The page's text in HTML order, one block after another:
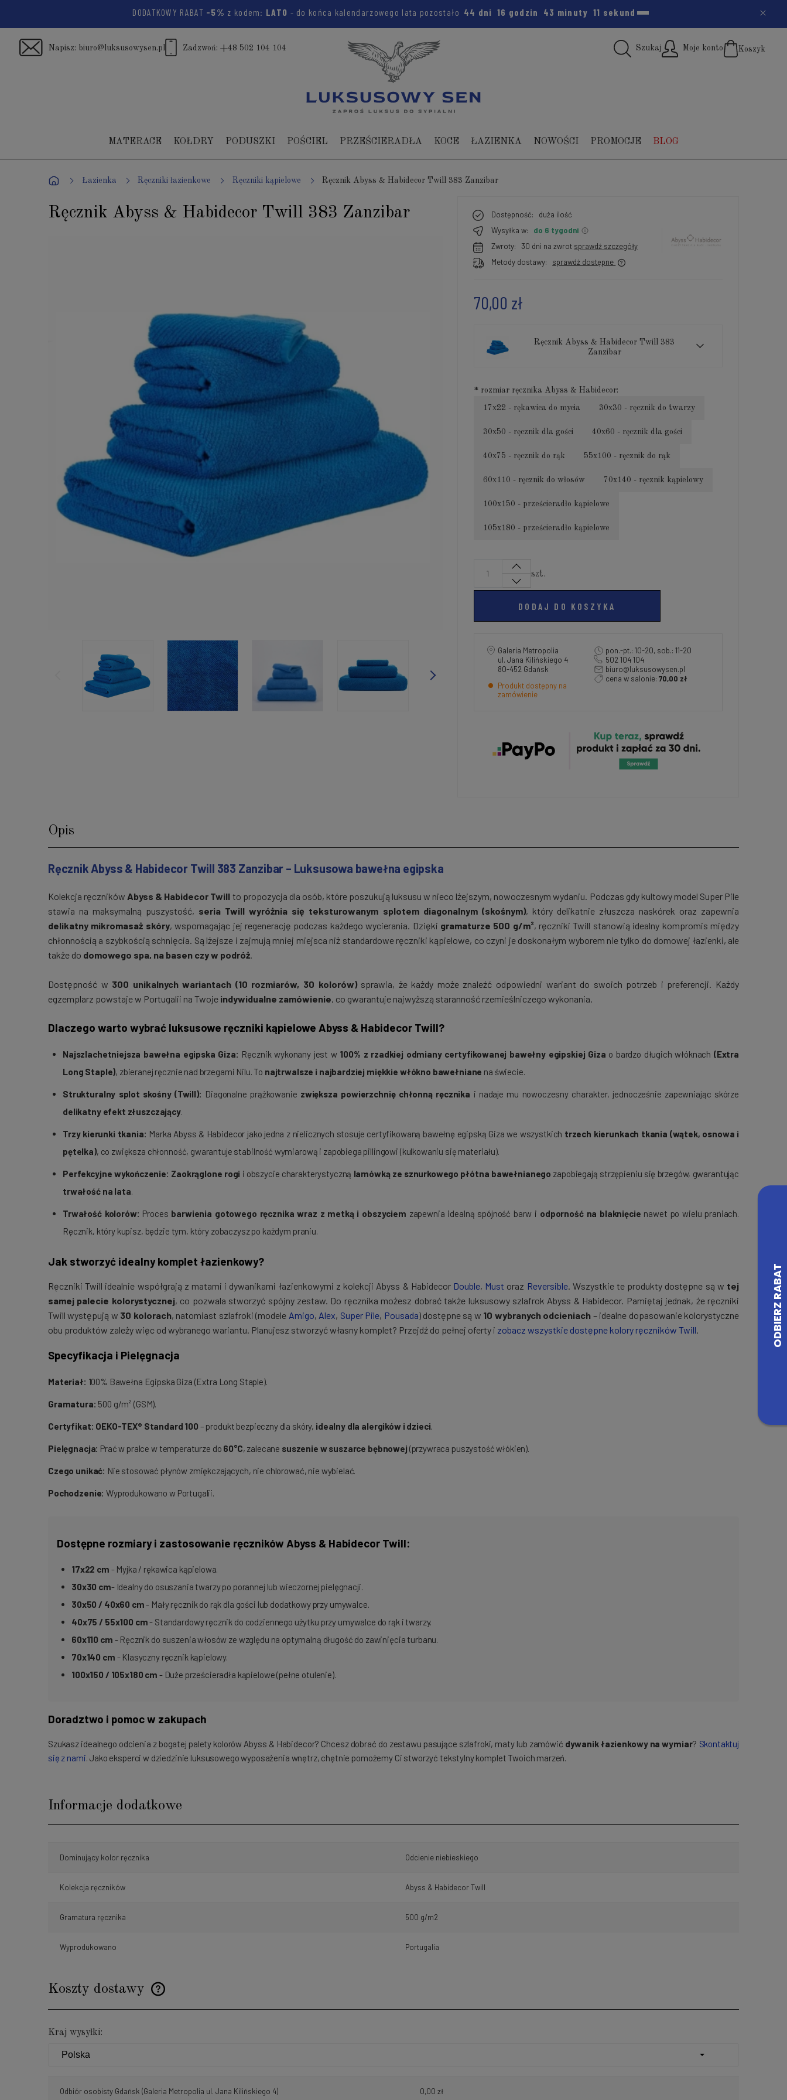
DODATKOWY RABAT-5%z kodem:LATO - do końca kalendarzowego lata pozostało 44 dni 16 godzin 43 minuty 9 sekund
Napisz: biuro@luksusowysen.pl Zadzwoń: +48 502 104 104 Szukaj Moje konto Koszyk
MATERACE KOŁDRY PODUSZKI POŚCIEL PRZEŚCIERADŁA KOCE ŁAZIENKA NOWOŚCI PROMOCJE BLOG
Łazienka Ręczniki łazienkowe Ręczniki kąpielowe Ręcznik Abyss & Habidecor Twill 383 Zanzibar
Ręcznik Abyss & Habidecor Twill 383 Zanzibar Dostępność:
duża ilość
Wysyłka w:
do 6 tygodni
Zwroty:
30 dni na zwrot sprawdź szczegóły
Metody dostawy:
sprawdź dostępne
70,00 zł
Ręcznik Abyss & Habidecor Twill 383
Zanzibar
*rozmiar ręcznika Abyss & Habidecor:
17x22 - rękawica do mycia 30x30 - ręcznik do twarzy
30x50 - ręcznik dla gości 40x60 - ręcznik dla gości
40x75 - ręcznik do rąk 55x100 - ręcznik do rąk
60x110 - ręcznik do włosów 70x140 - ręcznik kąpielowy
100x150 - prześcieradło kąpielowe
105x180 - prześcieradło kąpielowe
szt.
DODAJ DO KOSZYKA
Galeria Metropolia
ul. Jana Kilińskiego 4
80-452 Gdańsk
Produkt dostępny na
zamówienie
pon.-pt.: 10-20, sob.: 11-20
502 104 104
biuro@luksusowysen.pl
cena w salonie: 70,00 zł
Opis
Ręcznik Abyss & Habidecor Twill 383 Zanzibar – Luksusowa bawełna egipska
Kolekcja ręczników Abyss & Habidecor Twill to propozycja dla osób, które poszukują luksusu w nieco lżejszym, nowoczesnym wydaniu. Podczas gdy kultowy model Super Pile
stawia na maksymalną puszystość, seria Twill wyróżnia się teksturowanym splotem diagonalnym (skośnym), który delikatnie złuszcza naskórek oraz zapewnia
delikatny mikromasaż skóry, wspomagając jej regenerację podczas każdego wycierania. Dzięki gramaturze 500 g/m², ręczniki Twill stanowią idealny kompromis między
chłonnością a szybkością schnięcia. Są lżejsze i zajmują mniej miejsca niż standardowe ręczniki kąpielowe, co czyni je doskonałym wyborem nie tylko do domowej łazienki, ale
także do domowego spa, na basen czy w podróż.
Dostępność w 300 unikalnych wariantach (10 rozmiarów, 30 kolorów)sprawia, że każdy może znaleźć odpowiedni wariant do swoich potrzeb i preferencji. Każdy
egzemplarz powstaje w Portugalii na Twoje indywidualne zamówienie, co gwarantuje najwyższą staranność rzemieślniczego wykonania.
Dlaczego warto wybrać luksusowe ręczniki kąpielowe Abyss & Habidecor Twill?
Najszlachetniejsza bawełna egipska Giza: Ręcznik wykonany jest w 100% z rzadkiej odmiany certyfikowanej bawełny egipskiej Giza o bardzo długich włóknach (Extra
Long Staple), zbieranej ręcznie nad brzegami Nilu. To najtrwalsze i najbardziej miękkie włókno bawełniane na świecie.
Strukturalny splot skośny (Twill): Diagonalne prążkowanie zwiększa powierzchnię chłonną ręcznika i nadaje mu nowoczesny charakter, jednocześnie zapewniając skórze
delikatny efekt złuszczający.
Trzy kierunki tkania: Marka Abyss & Habidecor jako jedna z nielicznych stosuje certyfikowaną bawełnę egipską Giza we wszystkich trzech kierunkach tkania (wątek, osnowa i
pętelka), co zwiększa chłonność, gwarantuje stabilność wymiarową i zapobiega pillingowi (kulkowaniu się materiału).
Perfekcyjne wykończenie: Zaokrąglone rogi i obszycie charakterystyczną lamówką ze sznurkowego płótna bawełnianego zapobiegają strzępieniu się brzegów, gwarantując
trwałość na lata.
Trwałość kolorów: Proces barwienia gotowego ręcznika wraz z metką i obszyciem zapewnia idealną spójność barw i odporność na blaknięcie nawet po wielu praniach.
Ręcznik, który kupisz, będzie tym, który zobaczysz po każdym praniu.
Jak stworzyć idealny komplet łazienkowy?
Ręczniki Twill idealnie współgrają z matami i dywanikami łazienkowymi z kolekcji Abyss & Habidecor Double, Must oraz Reversible. Wszystkie te produkty dostępne są w tej
samej palecie kolorystycznej, co pozwala stworzyć spójny zestaw. Do ręcznika możesz dobrać także luksusowy szlafrok Abyss & Habidecor. Pamiętaj jednak, że ręczniki
Twill występują w 30 kolorach, natomiast szlafroki (modele Amigo, Alex, Super Pile, Pousada) dostępne są w 10 wybranych odcieniach – idealne dopasowanie kolorystyczne
obu produktów zależy więc od wybranego wariantu. Planujesz stworzyć własny komplet? Przejdź do pełnej oferty i zobacz wszystkie dostępne kolory ręczników Twill.
Specyfikacja i Pielęgnacja
Materiał: 100% Bawełna Egipska Giza (Extra Long Staple).
Gramatura: 500 g/m² (GSM).
Certyfikat: OEKO-TEX® Standard 100 – produkt bezpieczny dla skóry, idealny dla alergików i dzieci.
Pielęgnacja: Prać w pralce w temperaturze do 60°C, zalecane suszenie w suszarce bębnowej (przywraca puszystość włókien).
Czego unikać: Nie stosować płynów zmiękczających, nie chlorować, nie wybielać.
Pochodzenie: Wyprodukowano w Portugalii.
Dostępne rozmiary i zastosowanie ręczników Abyss & Habidecor Twill:
17x22 cm - Myjka / rękawica kąpielowa.
30x30 cm- Idealny do osuszania twarzy po porannej lub wieczornej pielęgnacji.
30x50 / 40x60 cm- Mały ręcznik do rąk dla gości lub dodatkowy przy umywalce.
40x75 / 55x100 cm- Standardowy ręcznik do codziennego użytku przy umywalce do rąk i twarzy.
60x110 cm - Ręcznik do suszenia włosów ze względu na optymalną długość do zawinięcia turbanu.
70x140 cm - Klasyczny ręcznik kąpielowy.
100x150 / 105x180 cm - Duże prześcieradła kąpielowe (pełne otulenie).
Doradztwo i pomoc w zakupach
Szukasz idealnego odcienia z bogatej palety kolorów Abyss & Habidecor? Chcesz dobrać do zestawu pasujące szlafroki, maty lub zamówić dywanik łazienkowy na wymiar? Skontaktuj
się z nami. Jako eksperci w dziedzinie luksusowego wyposażenia wnętrz, chętnie pomożemy Ci stworzyć tekstylny komplet Twoich marzeń.
Informacje dodatkowe
Dominujący kolor ręcznika Odcienie niebieskiego
Kolekcja ręczników Abyss & Habidecor Twill
Gramatura ręcznika 500 g/m2
Wyprodukowano Portugalia
Koszty dostawy
Kraj wysyłki:
Odbiór osobisty Gdańsk (Galeria Metropolia ul. Jana Kilińskiego 4) 0,00 zł